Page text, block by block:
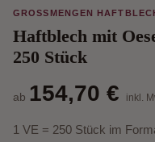
GROSSMENGEN
Haftblech mit
250 Stück
ab 154,70 € inkl.
1 VE = 250 Stück im